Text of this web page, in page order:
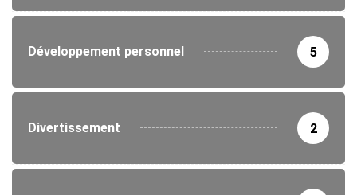
Développement personnel 5
Divertissement 2